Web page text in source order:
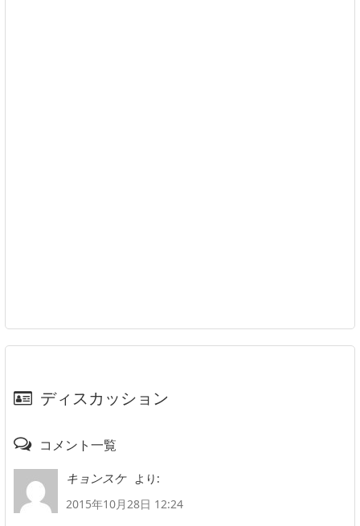
ディスカッション
コメント一覧
キョンスケ
より:
2015年10月28日 12:24